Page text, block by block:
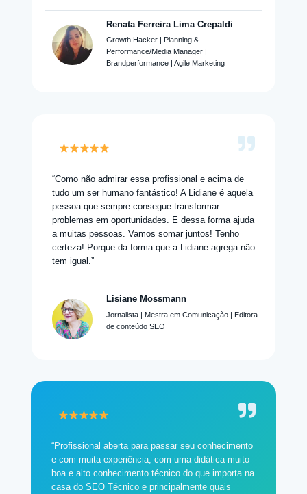
Renata Ferreira Lima Crepaldi
Growth Hacker | Planning &
Performance/Media Manager |
Brandperformance | Agile Marketing
“Como não admirar essa profissional e acima de
tudo um ser humano fantástico! A Lidiane é aquela
pessoa que sempre consegue transformar
problemas em oportunidades. E dessa forma ajuda
a muitas pessoas. Vamos somar juntos! Tenho
certeza! Porque da forma que a Lidiane agrega não
tem igual.”
Lisiane Mossmann
Jornalista | Mestra em Comunicação | Editora
de conteúdo SEO
“Profissional aberta para passar seu conhecimento
e com muita experiência, com uma didática muito
boa e alto conhecimento técnico do que importa na
casa do SEO Técnico e principalmente quais